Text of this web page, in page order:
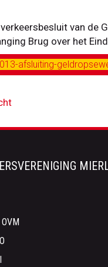
van de
Brug over het
afsluiting-